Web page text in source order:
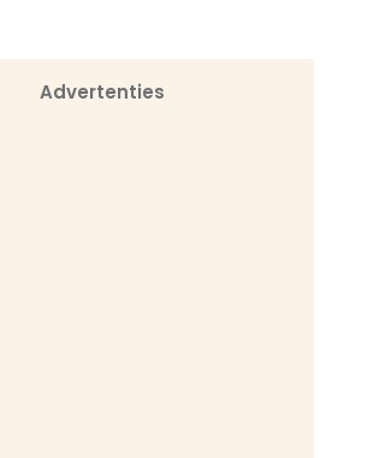
Advertenties